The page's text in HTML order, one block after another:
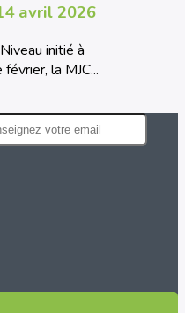
avril 2026
initié à
la MJC...